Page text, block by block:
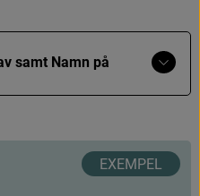
samt Namn på
Visa
mer